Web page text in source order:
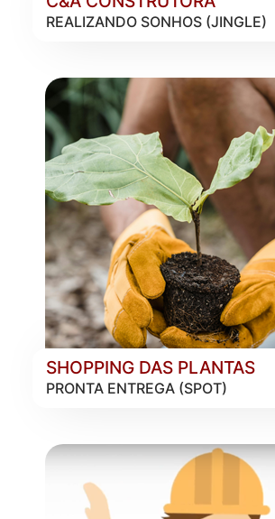
REALIZANDO SONHOS (JINGLE)
SHOPPING DAS PLANTAS
PRONTA ENTREGA (SPOT)